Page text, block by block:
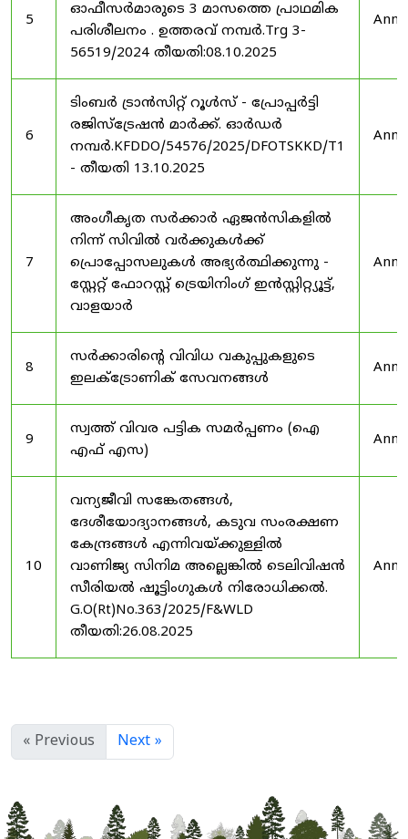
5
ഓഫീസർമാരുടെ 3 മാസത്തെ പ്രാഥമിക
പരിശീലനം . ഉത്തരവ് നമ്പർ.Trg 3-
56519/2024 തീയതി:08.10.2025
6
ടിംബർ ട്രാൻസിറ്റ് റൂൾസ് - പ്രോപ്പർട്ടി
രജിസ്ട്രേഷൻ മാർക്ക്. ഓർഡർ
നമ്പർ.KFDDO/54576/2025/DFOTSKKD/T1
- തീയതി 13.10.2025
7
അംഗീകൃത സർക്കാർ ഏജൻസികളിൽ
നിന്ന് സിവിൽ വർക്കുകൾക്ക്
പ്രൊപ്പോസലുകൾ അഭ്യർത്ഥിക്കുന്നു -
സ്റ്റേറ്റ് ഫോറസ്റ്റ് ട്രെയിനിംഗ് ഇൻസ്റ്റിറ്റ്യൂട്ട്,
വാളയാർ
8
സർക്കാരിന്റെ വിവിധ വകുപ്പുകളുടെ
ഇലക്ട്രോണിക് സേവനങ്ങൾ
9
സ്വത്ത് വിവര പട്ടിക സമർപ്പണം (ഐ
എഫ് എസ)
10
വന്യജീവി സങ്കേതങ്ങൾ,
ദേശീയോദ്യാനങ്ങൾ, കടുവ സംരക്ഷണ
കേന്ദ്രങ്ങൾ എന്നിവയ്ക്കുള്ളിൽ
വാണിജ്യ സിനിമ അല്ലെങ്കിൽ ടെലിവിഷൻ
സീരിയൽ ഷൂട്ടിംഗുകൾ നിരോധിക്കൽ.
G.O(Rt)No.363/2025/F&WLD
തീയതി:26.08.2025
« Previous Next »